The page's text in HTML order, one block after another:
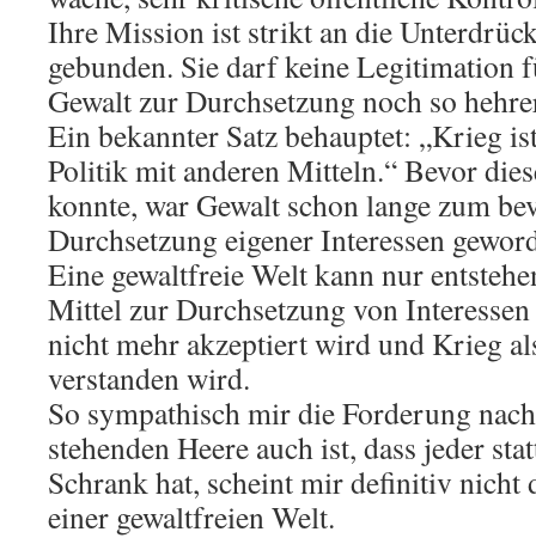
Ihre Mission ist strikt an die
gebunden. Sie darf keine Legitimation
Gewalt zur Durchsetzung noch so
Ein bekannter Satz behauptet: „Krieg
Politik mit anderen Mitteln.“ Bevor
konnte, war Gewalt schon lange zum
Durchsetzung eigener Interessen
Eine gewaltfreie Welt kann nur
Mittel zur Durchsetzung von
nicht mehr akzeptiert wird und Krieg
verstanden wird.
So sympathisch mir die Forderung
stehenden Heere auch ist, dass jeder
Schrank hat, scheint mir definitiv nicht
einer gewaltfreien Welt.